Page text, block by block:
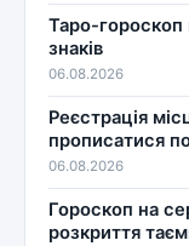
Таро-гороскоп
знаків
06.08.2026
Реєстрація
прописатися
06.08.2026
Гороскоп на
розкриття